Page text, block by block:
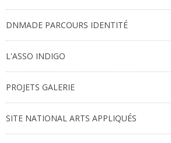
DNMADE PARCOURS IDENTITÉ
L'ASSO INDIGO
PROJETS GALERIE
SITE NATIONAL ARTS APPLIQUÉS